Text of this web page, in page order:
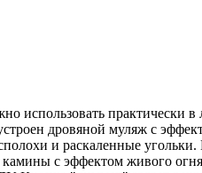
использовать практически
дровяной муляж с
и раскаленные
с эффектом живого